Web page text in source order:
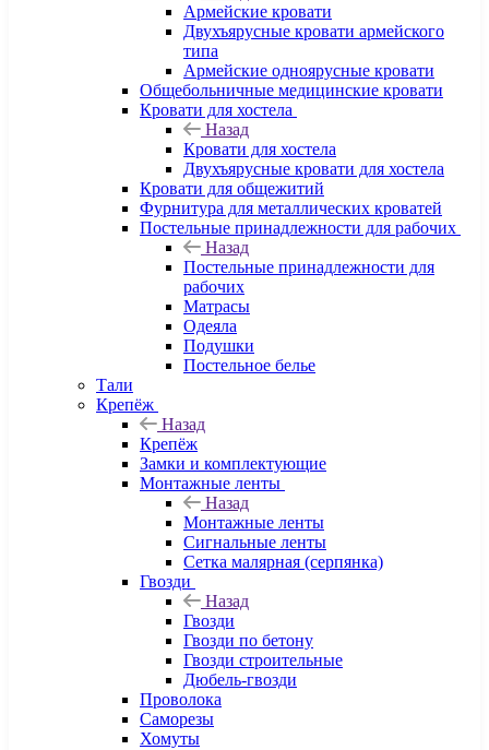
Армейские кровати
Двухъярусные кровати армейского
типа
Армейские одноярусные кровати
Общебольничные медицинские кровати
Кровати для хостела
Назад
Кровати для хостела
Двухъярусные кровати для хостела
Кровати для общежитий
Фурнитура для металлических кроватей
Постельные принадлежности для рабочих
Назад
Постельные принадлежности для
рабочих
Матрасы
Одеяла
Подушки
Постельное белье
Тали
Крепёж
Назад
Крепёж
Замки и комплектующие
Монтажные ленты
Назад
Монтажные ленты
Сигнальные ленты
Сетка малярная (серпянка)
Гвозди
Назад
Гвозди
Гвозди по бетону
Гвозди строительные
Дюбель-гвозди
Проволока
Саморезы
Хомуты